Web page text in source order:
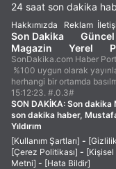
24 saat son dakika
Hakkımızda Reklam
Son Dakika Güncel
Magazin
Yerel
SonDakika.com Haber
%100 uygun olarak
herhangi bir ortamda
15:12:23. #.0.3#
SON DAKİKA: Son dakika
son dakika haber,
Yıldırım
[Kullanım Şartları] -
[Çerez Politikası] - [Kişisel
Metni] - [Hata Bildir]